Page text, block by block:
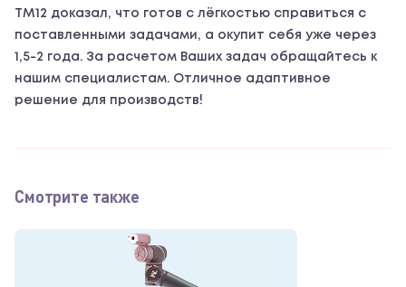
ТМ12 доказал, что готов с лёгкостью справиться с
поставленными задачами, а окупит себя уже через
1,5-2 года. За расчетом Ваших задач обращайтесь к
нашим специалистам. Отличное адаптивное
решение для производств!
Смотрите также